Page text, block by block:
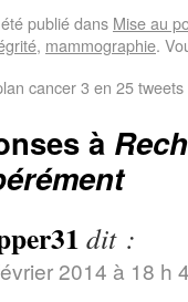
publié dans Mise au
, mammographie.
cancer 3 en 25 tweets
à
dit :
2014 à 18 h